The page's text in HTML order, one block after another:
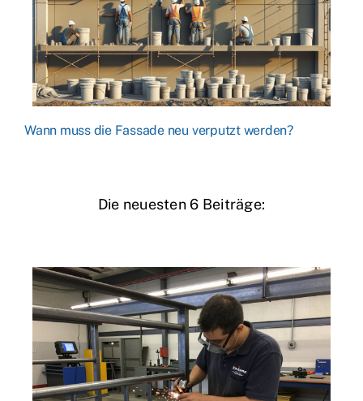
Wann muss die Fassade neu verputzt werden?
Die neuesten 6 Beiträge: